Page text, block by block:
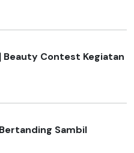
Beauty Contest Kegiatan
Sambil